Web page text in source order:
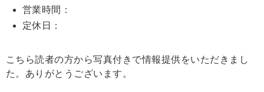
営業時間：
定休日：
こちら読者の方から写真付きで情報提供をいただきまし
た。ありがとうございます。